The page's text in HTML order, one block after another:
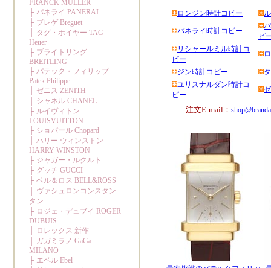
ロンジン時計コピー
パネライ時計コピー
ピ
リシャールミル時計コ
ピー
ジン時計コピー
ユリスナルダン時計コ
ピー
注文E-mail：